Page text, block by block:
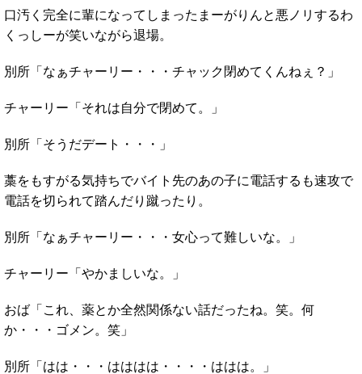
口汚く完全に輩になってしまったまーがりんと悪ノリするわ
くっしーが笑いながら退場。
別所「なぁチャーリー・・・チャック閉めてくんねぇ？」
チャーリー「それは自分で閉めて。」
別所「そうだデート・・・」
藁をもすがる気持ちでバイト先のあの子に電話するも速攻で
電話を切られて踏んだり蹴ったり。
別所「なぁチャーリー・・・女心って難しいな。」
チャーリー「やかましいな。」
おば「これ、薬とか全然関係ない話だったね。笑。何
か・・・ゴメン。笑」
別所「はは・・・はははは・・・・ははは。」